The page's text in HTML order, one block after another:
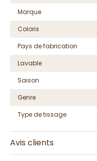
Marque
Coloris
Pays de fabrication
Lavable
Saison
Genre
Type de tissage
Avis clients